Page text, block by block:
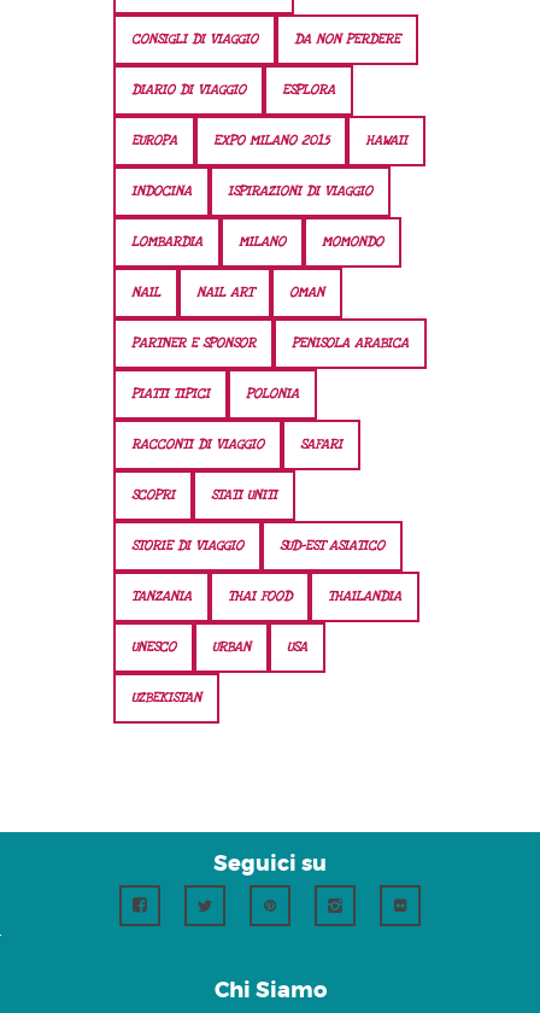
CONSIGLI DI VIAGGIO DA NON PERDERE
DIARIO DI VIAGGIO ESPLORA
EUROPA EXPO MILANO 2015 HAWAII
INDOCINA ISPIRAZIONI DI VIAGGIO
LOMBARDIA MILANO MOMONDO
NAIL NAIL ART OMAN
PARTNER E SPONSOR PENISOLA ARABICA
PIATTI TIPICI POLONIA
RACCONTI DI VIAGGIO SAFARI
SCOPRI STATI UNITI
STORIE DI VIAGGIO SUD-EST ASIATICO
TANZANIA THAI FOOD THAILANDIA
UNESCO URBAN USA
UZBEKISTAN
Seguici su
Chi Siamo